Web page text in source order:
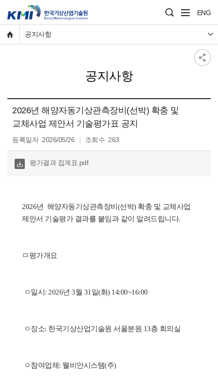
ENG
공지사항
공지사항
2026년 해양자동기상관측장비(선박) 확충 및
교체사업 제안서 기술평가표 공지
등록일자 2026/05/26 조회수 263
다운
평가결과 집계표.pdf
2026년  해양자동기상관측장비(선박) 확충 및 교체사업
제안서 기술평가 결과를 붙임과 같이 알려드립니다.
ㅁ평가개요
ㅇ일시: 2026년 3월 31일(화) 14:00~16:00
ㅇ장소: 한국기상산업기술원 서울분원 13층 회의실
ㅇ참여업체: 웰비안시스템(주)